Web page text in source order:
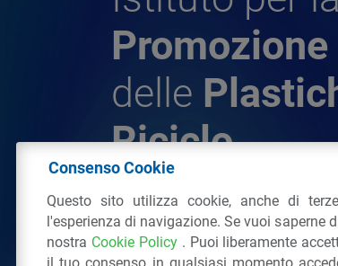
Promozione
delle
Riciclo
© 2026 - IPPR Istituto per la
da Riciclo
C.F. 97381090154
Consenso Cookie
Questo sito utilizza cookie, anche di
l'esperienza di navigazione. Se vuoi saperne
nostra Cookie Policy . Puoi liberamente